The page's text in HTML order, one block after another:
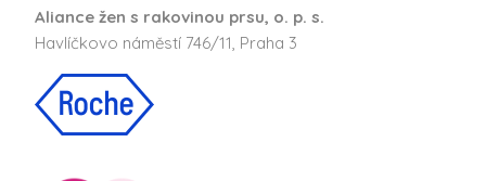
Aliance žen s rakovinou prsu, o. p. s.
Havlíčkovo náměstí 746/11, Praha 3